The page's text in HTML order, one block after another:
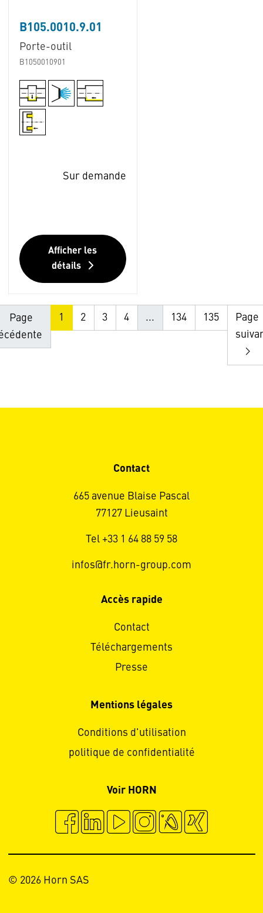
B105.0010.9.01
Porte-outil
B1050010901
Sur demande
Afficher les
détails
Page
1 2 3 4 ... 134 135
Page
Contact
665 avenue Blaise Pascal
77127 Lieusaint
Tel +33 1 64 88 59 58
infos@fr.horn-group.com
Accès rapide
Contact
Téléchargements
Presse
Mentions légales
Conditions d'utilisation
politique de confidentialité
Voir HORN
© 2026 Horn SAS